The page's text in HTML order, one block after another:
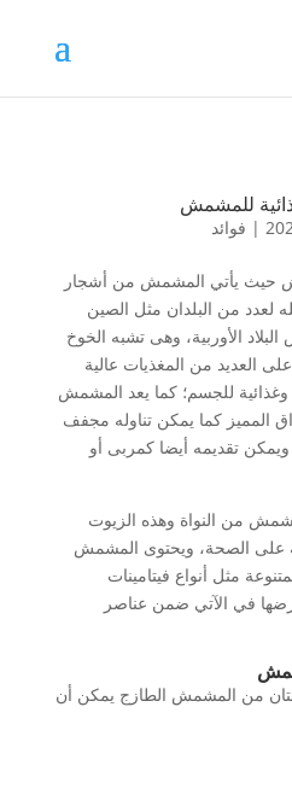
للمشمش
| فوائد
حيث يأتي المشمش من أشجار
لعدد من البلدان مثل الصين
الأوربية، وهى تشبه الخوخ
العديد من المغذيات عالية
وغذائية للجسم؛ كما يعد المشمش
المميز كما يمكن تناوله مجفف
تقديمه أيضا كمربى أو
من النواة وهذه الزيوت
على الصحة، ويحتوى المشمش
مثل أنواع فيتامينات
في الآتي ضمن عناصر
من المشمش الطازج يمكن أن